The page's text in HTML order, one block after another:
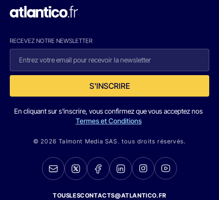
RECEVEZ NOTRE NEWSLETTER
S'INSCRIRE
En cliquant sur s'inscrire, vous confirmez que vous acceptez nos
Termes et Conditions
© 2026 Talmont Media SAS. tous droits réservés.
TOUSLESCONTACTS@ATLANTICO.FR